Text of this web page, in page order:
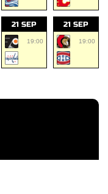
21 SEP
19:00
21 SEP
19:00